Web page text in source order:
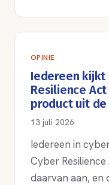
OPINIE
Iedereen kijkt
Resilience
product uit
13 juli 2026
Iedereen in
Cyber
daarvan aan, en